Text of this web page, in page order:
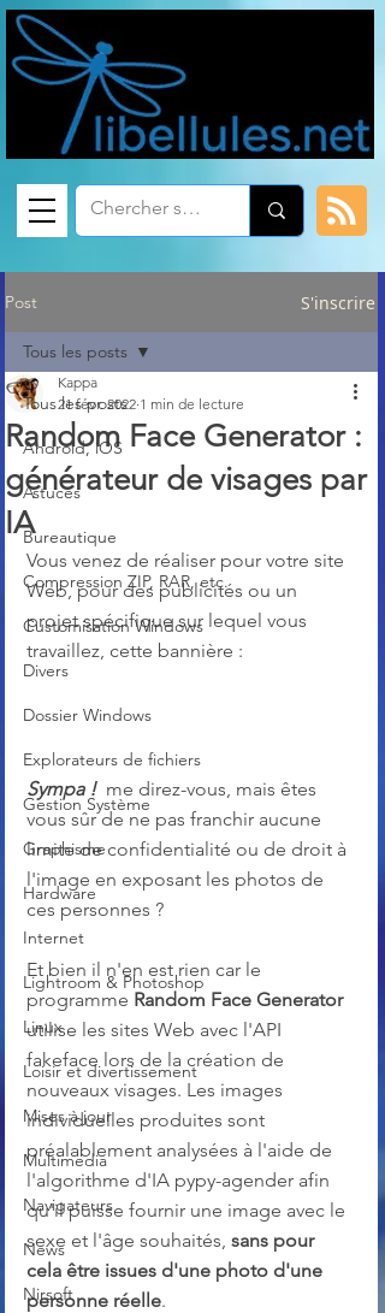
Post S'inscrire
Tous les posts
Android, iOS
Astuces
Bureautique
Compression ZIP, RAR, etc.
Customisation Windows
Divers
Dossier Windows
Explorateurs de fichiers
Gestion Système
Graphisme
Hardware
Internet
Lightroom & Photoshop
Linux
Loisir et divertissement
Mises à jour
Multimedia
Navigateurs
News
Nirsoft
Tous les posts
Random Face Generator :
générateur de visages par
IA
Kappa
21 févr. 2022 1 min de lecture
Vous venez de réaliser pour votre site
Web, pour des publicités ou un
projet spécifique sur lequel vous
travaillez, cette bannière :
Sympa ! me direz-vous, mais êtes
vous sûr de ne pas franchir aucune
limite de confidentialité ou de droit à
l'image en exposant les photos de
ces personnes ?
Et bien il n'en est rien car le
programme Random Face Generator
utilise les sites Web avec l'API
fakeface lors de la création de
nouveaux visages. Les images
individuelles produites sont
préalablement analysées à l'aide de
l'algorithme d'IA pypy-agender afin
qu'il puisse fournir une image avec le
sexe et l'âge souhaités, sans pour
cela être issues d'une photo d'une
personne réelle.